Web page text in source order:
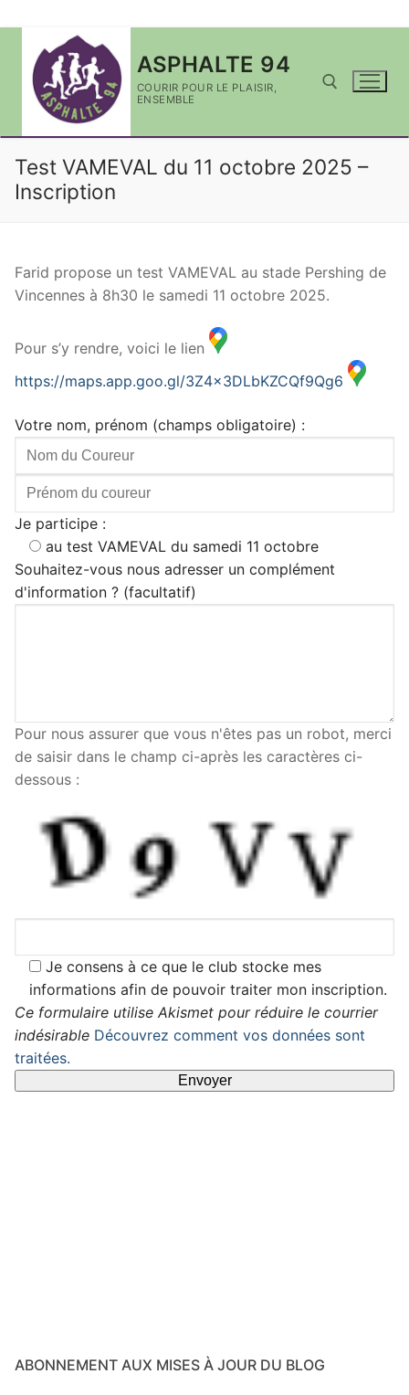
contenu
ASPHALTE 94
COURIR POUR LE PLAISIR,
ENSEMBLE
Test VAMEVAL du 11 octobre 2025 –
Inscription
Farid propose un test VAMEVAL au stade Pershing de
Vincennes à 8h30 le samedi 11 octobre 2025.
Pour s’y rendre, voici le lien
https://maps.app.goo.gl/3Z4x3DLbKZCQf9Qg6
Votre nom, prénom (champs obligatoire) :
Je participe :
au test VAMEVAL du samedi 11 octobre
Souhaitez-vous nous adresser un complément
d'information ? (facultatif)
Pour nous assurer que vous n'êtes pas un robot, merci
de saisir dans le champ ci-après les caractères ci-
dessous :
Je consens à ce que le club stocke mes
informations afin de pouvoir traiter mon inscription.
Ce formulaire utilise Akismet pour réduire le courrier
indésirable Découvrez comment vos données sont
traitées.
ABONNEMENT AUX MISES À JOUR DU BLOG